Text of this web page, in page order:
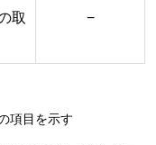
取
−
項目を示す